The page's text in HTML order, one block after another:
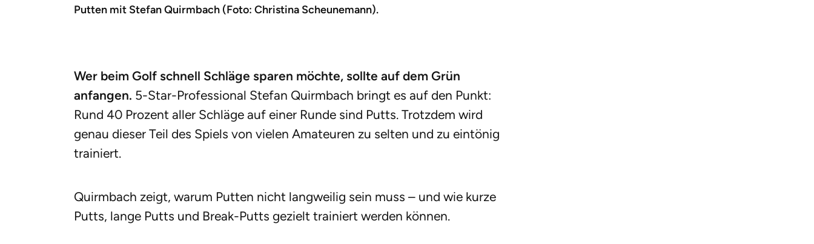
Putten mit Stefan Quirmbach (Foto: Christina Scheunemann).
Wer beim Golf schnell Schläge sparen möchte, sollte auf dem Grün
anfangen. 5-Star-Professional Stefan Quirmbach bringt es auf den Punkt:
Rund 40 Prozent aller Schläge auf einer Runde sind Putts. Trotzdem wird
genau dieser Teil des Spiels von vielen Amateuren zu selten und zu eintönig
trainiert.
Quirmbach zeigt, warum Putten nicht langweilig sein muss – und wie kurze
Putts, lange Putts und Break-Putts gezielt trainiert werden können.